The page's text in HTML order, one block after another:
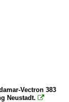
Vectron 383
Neustadt. 